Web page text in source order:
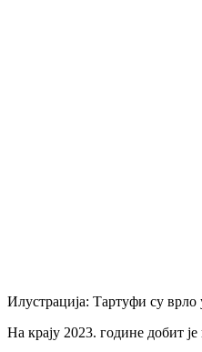
Илустрација: Тартуфи су
На крају 2023. године добит